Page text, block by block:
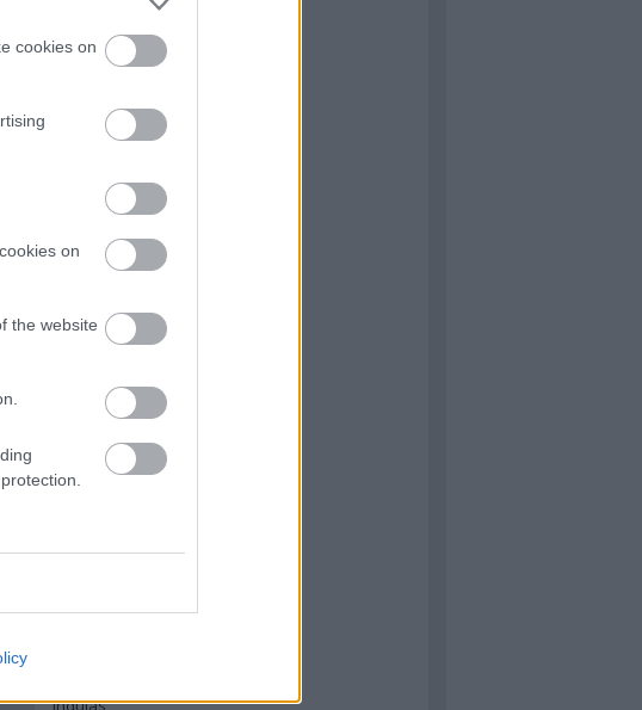
cookies on
on
the website
afrikai konyha
ázsiai konyha
baszk konyha
belgium
bocusedor
bocuse dor
dél amerika
english
északi konyha
francia konyha
holland konyha
indulás